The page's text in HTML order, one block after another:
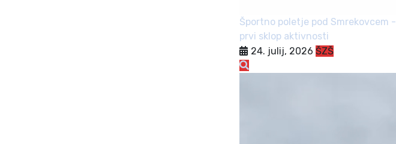
Športno poletje pod Smrekovcem -
prvi sklop aktivnosti
24. julij, 2026 ŠZŠ